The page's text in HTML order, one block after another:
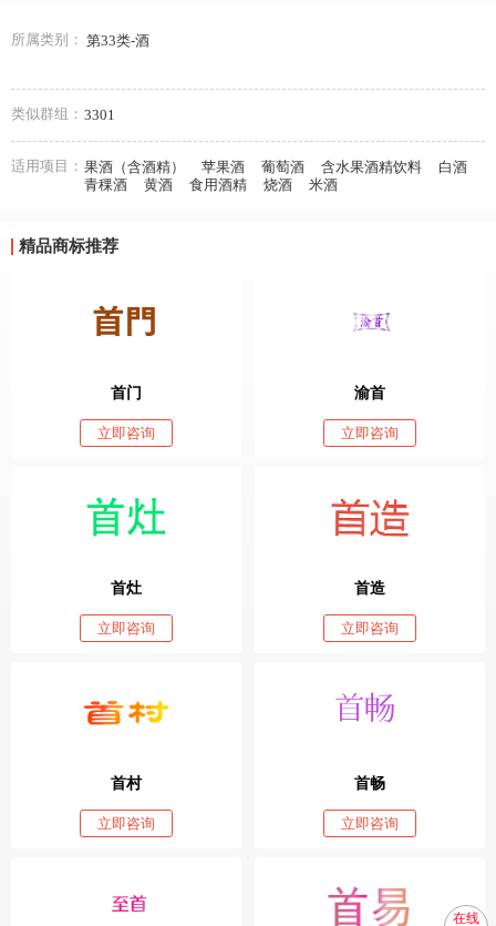
所属类别： 第33类-酒
类似群组： 3301
适用项目： 果酒（含酒精） 苹果酒 葡萄酒 含水果酒精饮料
白酒
青稞酒
黄酒 食用酒精 烧酒 米酒
精品商标推荐
首门
立即咨询
渝首
立即咨询
首灶
立即咨询
首造
立即咨询
首村
立即咨询
首畅
立即咨询
在线